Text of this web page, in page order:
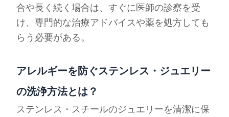
合や長く続く場合は、すぐに医師の診察を受
け、専門的な治療アドバイスや薬を処方しても
らう必要がある。
アレルギーを防ぐステンレス・ジュエリー
の洗浄方法とは？
ステンレス・スチールのジュエリーを清潔に保